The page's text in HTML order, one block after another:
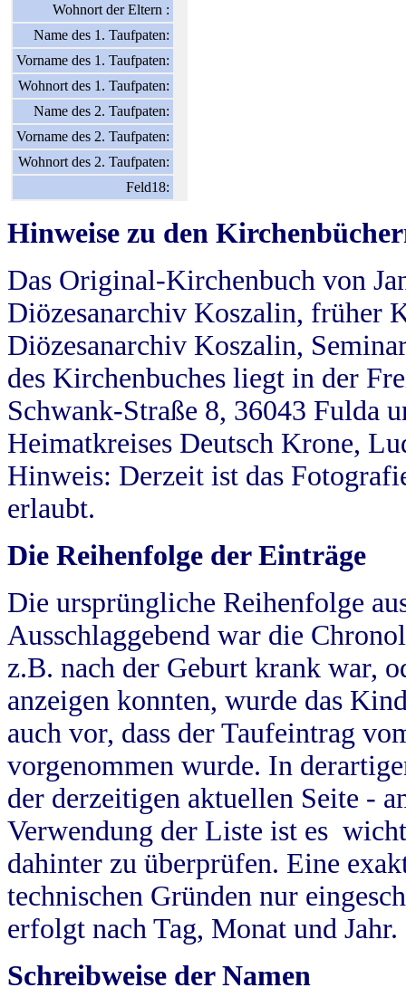
Wohnort der Eltern :
Name des 1. Taufpaten:
Vorname des 1. Taufpaten:
Wohnort des 1. Taufpaten:
Name des 2. Taufpaten:
Vorname des 2. Taufpaten:
Wohnort des 2. Taufpaten:
Feld18:
Hinweise zu den
Das Original-Kirchenbuch von
Diözesanarchiv Koszalin, früher
Diözesanarchiv Koszalin,
des Kirchenbuches liegt in der
Schwank-Straße 8, 36043 Fulda
Heimatkreises Deutsch Krone,
Hinweis: Derzeit ist das
erlaubt.
Die Reihenfolge der Einträge
Die ursprüngliche Reihenfolge
Ausschlaggebend war die
z.B. nach der Geburt krank war,
anzeigen konnten, wurde das
auch vor, dass der Taufeintrag
vorgenommen wurde. In
der derzeitigen aktuellen Seite -
Verwendung der Liste ist es
dahinter zu überprüfen. Eine
technischen Gründen nur
erfolgt nach Tag, Monat und Jahr.
Schreibweise der Namen